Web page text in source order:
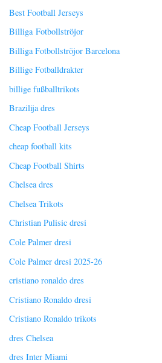
Best Football Jerseys
Billiga Fotbollströjor
Billiga Fotbollströjor Barcelona
Billige Fotballdrakter
billige fußballtrikots
Brazilija dres
Cheap Football Jerseys
cheap football kits
Cheap Football Shirts
Chelsea dres
Chelsea Trikots
Christian Pulisic dresi
Cole Palmer dresi
Cole Palmer dresi 2025-26
cristiano ronaldo dres
Cristiano Ronaldo dresi
Cristiano Ronaldo trikots
dres Chelsea
dres Inter Miami